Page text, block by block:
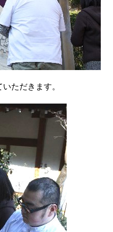
ただきます。